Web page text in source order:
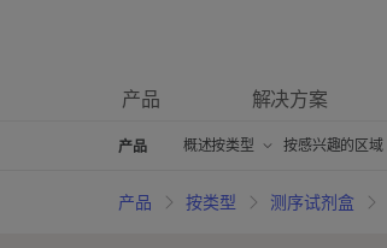
产品 解决方案
产品 概述按类型
测序试剂盒
按感兴趣的区域
癌症研究产品
产品 按类型 测序试剂盒